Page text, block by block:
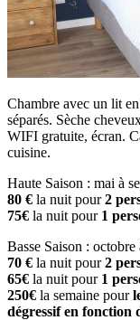
Chambre avec un lit
séparés. Sèche
WIFI gratuite, écran.
cuisine.
Haute Saison : mai à
80 € la nuit pour2
75€ la nuit pour 1
Basse Saison : octobre
70 € la nuit pour2
65€ la nuit pour 1
250€ la semaine pour
dégressif en fonction